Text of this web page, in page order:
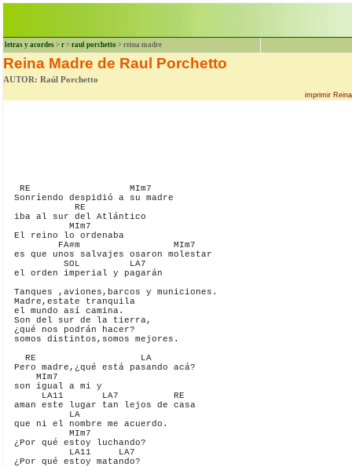
letras y acordes > r > raul porchetto > reina madre
Reina Madre de Raul Porchetto
AUTOR: Raúl Porchetto
imprimir
   RE                  MIm7
  Sonríendo despidió a su madre
             RE
  iba al sur del Atlántico
            MIm7
  El reino lo ordenaba
          FA#m                 MIm7
  es que unos salvajes osaron molestar
           SOL         LA7
  el orden imperial y pagarán
  Tanques ,aviones,barcos y municiones.
  Madre,estate tranquila
  el mundo así camina.
  Son del sur de la tierra,
  ¿qué nos podrán hacer?
  somos distintos,somos mejores.
    RE                   LA
  Pero madre,¿qué está pasando acá?
      MIm7
  son igual a mi y
       LA11       LA7          RE
  aman este lugar tan lejos de casa
            LA
  que ni el nombre me acuerdo.
            MIm7
  ¿Por qué estoy luchando?
            LA11     LA7
  ¿Por qué estoy matando?